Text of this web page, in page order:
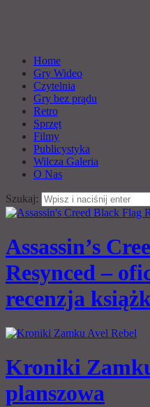
Home
Gry Wideo
Czytelnia
Gry bez prądu
Retro
Sprzęt
Filmy
Publicystyka
Wilcza Galeria
O Nas
Szukaj:
Assassin’s
Resynced –
recenzja
Kroniki
planszowa